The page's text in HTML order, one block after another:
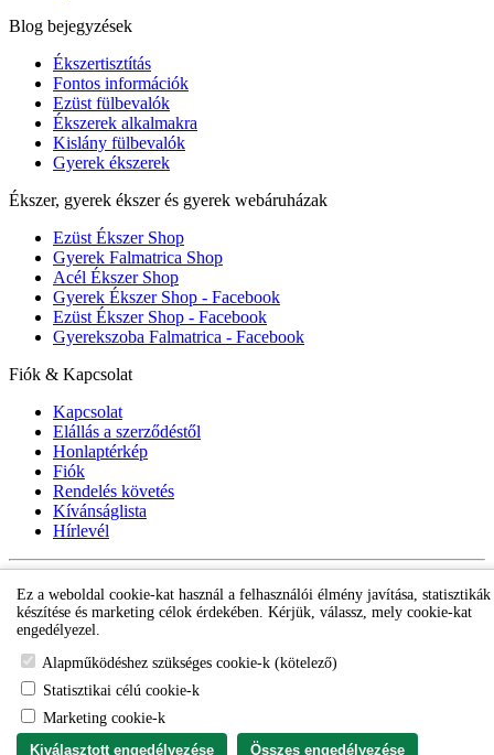
Blog bejegyzések
Ékszertisztítás
Fontos információk
Ezüst fülbevalók
Ékszerek alkalmakra
Kislány fülbevalók
Gyerek ékszerek
Ékszer, gyerek ékszer és gyerek webáruházak
Ezüst Ékszer Shop
Gyerek Falmatrica Shop
Acél Ékszer Shop
Gyerek Ékszer Shop - Facebook
Ezüst Ékszer Shop - Facebook
Gyerekszoba Falmatrica - Facebook
Fiók & Kapcsolat
Kapcsolat
Elállás a szerződéstől
Honlaptérkép
Fiók
Rendelés követés
Kívánságlista
Hírlevél
Ez a weboldal cookie-kat használ a felhasználói élmény javítása, statisztikák
készítése és marketing célok érdekében. Kérjük, válassz, mely cookie-kat
engedélyezel.
Alapműködéshez szükséges cookie-k (kötelező)
Statisztikai célú cookie-k
Marketing cookie-k
Kiválasztott engedélyezése
Összes engedélyezése